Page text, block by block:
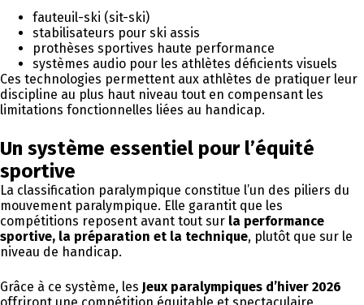
fauteuil-ski (sit-ski)
stabilisateurs pour ski assis
prothèses sportives haute performance
systèmes audio pour les athlètes déficients visuels
Ces technologies permettent aux athlètes de pratiquer leur
discipline au plus haut niveau tout en compensant les
limitations fonctionnelles liées au handicap.
Un système essentiel pour l’équité
sportive
La classification paralympique constitue l’un des piliers du
mouvement paralympique. Elle garantit que les
compétitions reposent avant tout sur la performance
sportive, la préparation et la technique, plutôt que sur le
niveau de handicap.
Grâce à ce système, les Jeux paralympiques d’hiver 2026